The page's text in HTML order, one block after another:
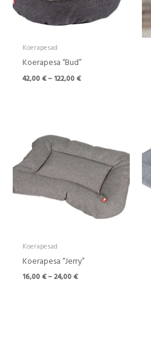
Koerapesad
Koerapesa “Bud”
42,00€–122,00€
Koerapesad
Koerapesa “Jerry”
16,00€–24,00€
kuni
24,00 €